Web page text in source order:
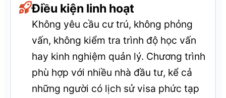
Điều kiện linh hoạt
Không yêu cầu cư trú, không phỏng
vấn, không kiểm tra trình độ học vấn
hay kinh nghiệm quản lý. Chương trình
phù hợp với nhiều nhà đầu tư, kể cả
những người có lịch sử visa phức tạp